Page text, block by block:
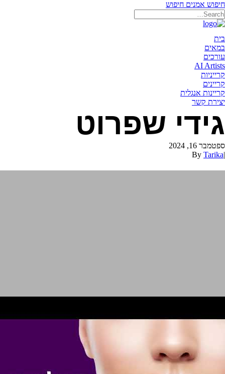
חיפוש אמנים חיפוש
בית
במאים
עורכים
AI Artists
קרייניות
קריינים
קריינות אנגלית
יצירת קשר
גידי שפרוט
ספטמבר 16, 2024
|
By Tarika